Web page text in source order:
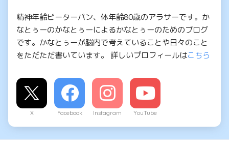
精神年齢ピーターパン、体年齢80歳のアラサーです。か
なとぅーのかなとぅーによるかなとぅーのためのブログ
です。かなとぅーが脳内で考えていることや日々のこと
をただただ書いています。 詳しいプロフィールはこちら
X Facebook Instagram YouTube